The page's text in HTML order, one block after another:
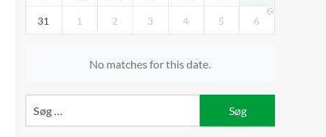
31 1 2 3 4 5 6
No matches for this date.
efter: